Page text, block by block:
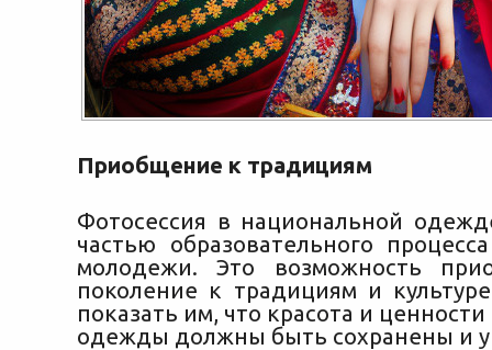
Приобщение к традициям
Фотосессия в национальной
частью образовательного
молодежи. Это возможность
поколение к традициям и
показать им, что красота и
одежды должны быть сохранены и